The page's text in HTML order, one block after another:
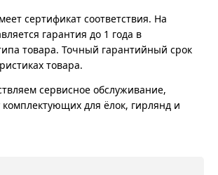
сертификат соответствия. На
гарантия до 1 года в
товара. Точный гарантийный срок
товара.
сервисное обслуживание,
для ёлок, гирлянд и